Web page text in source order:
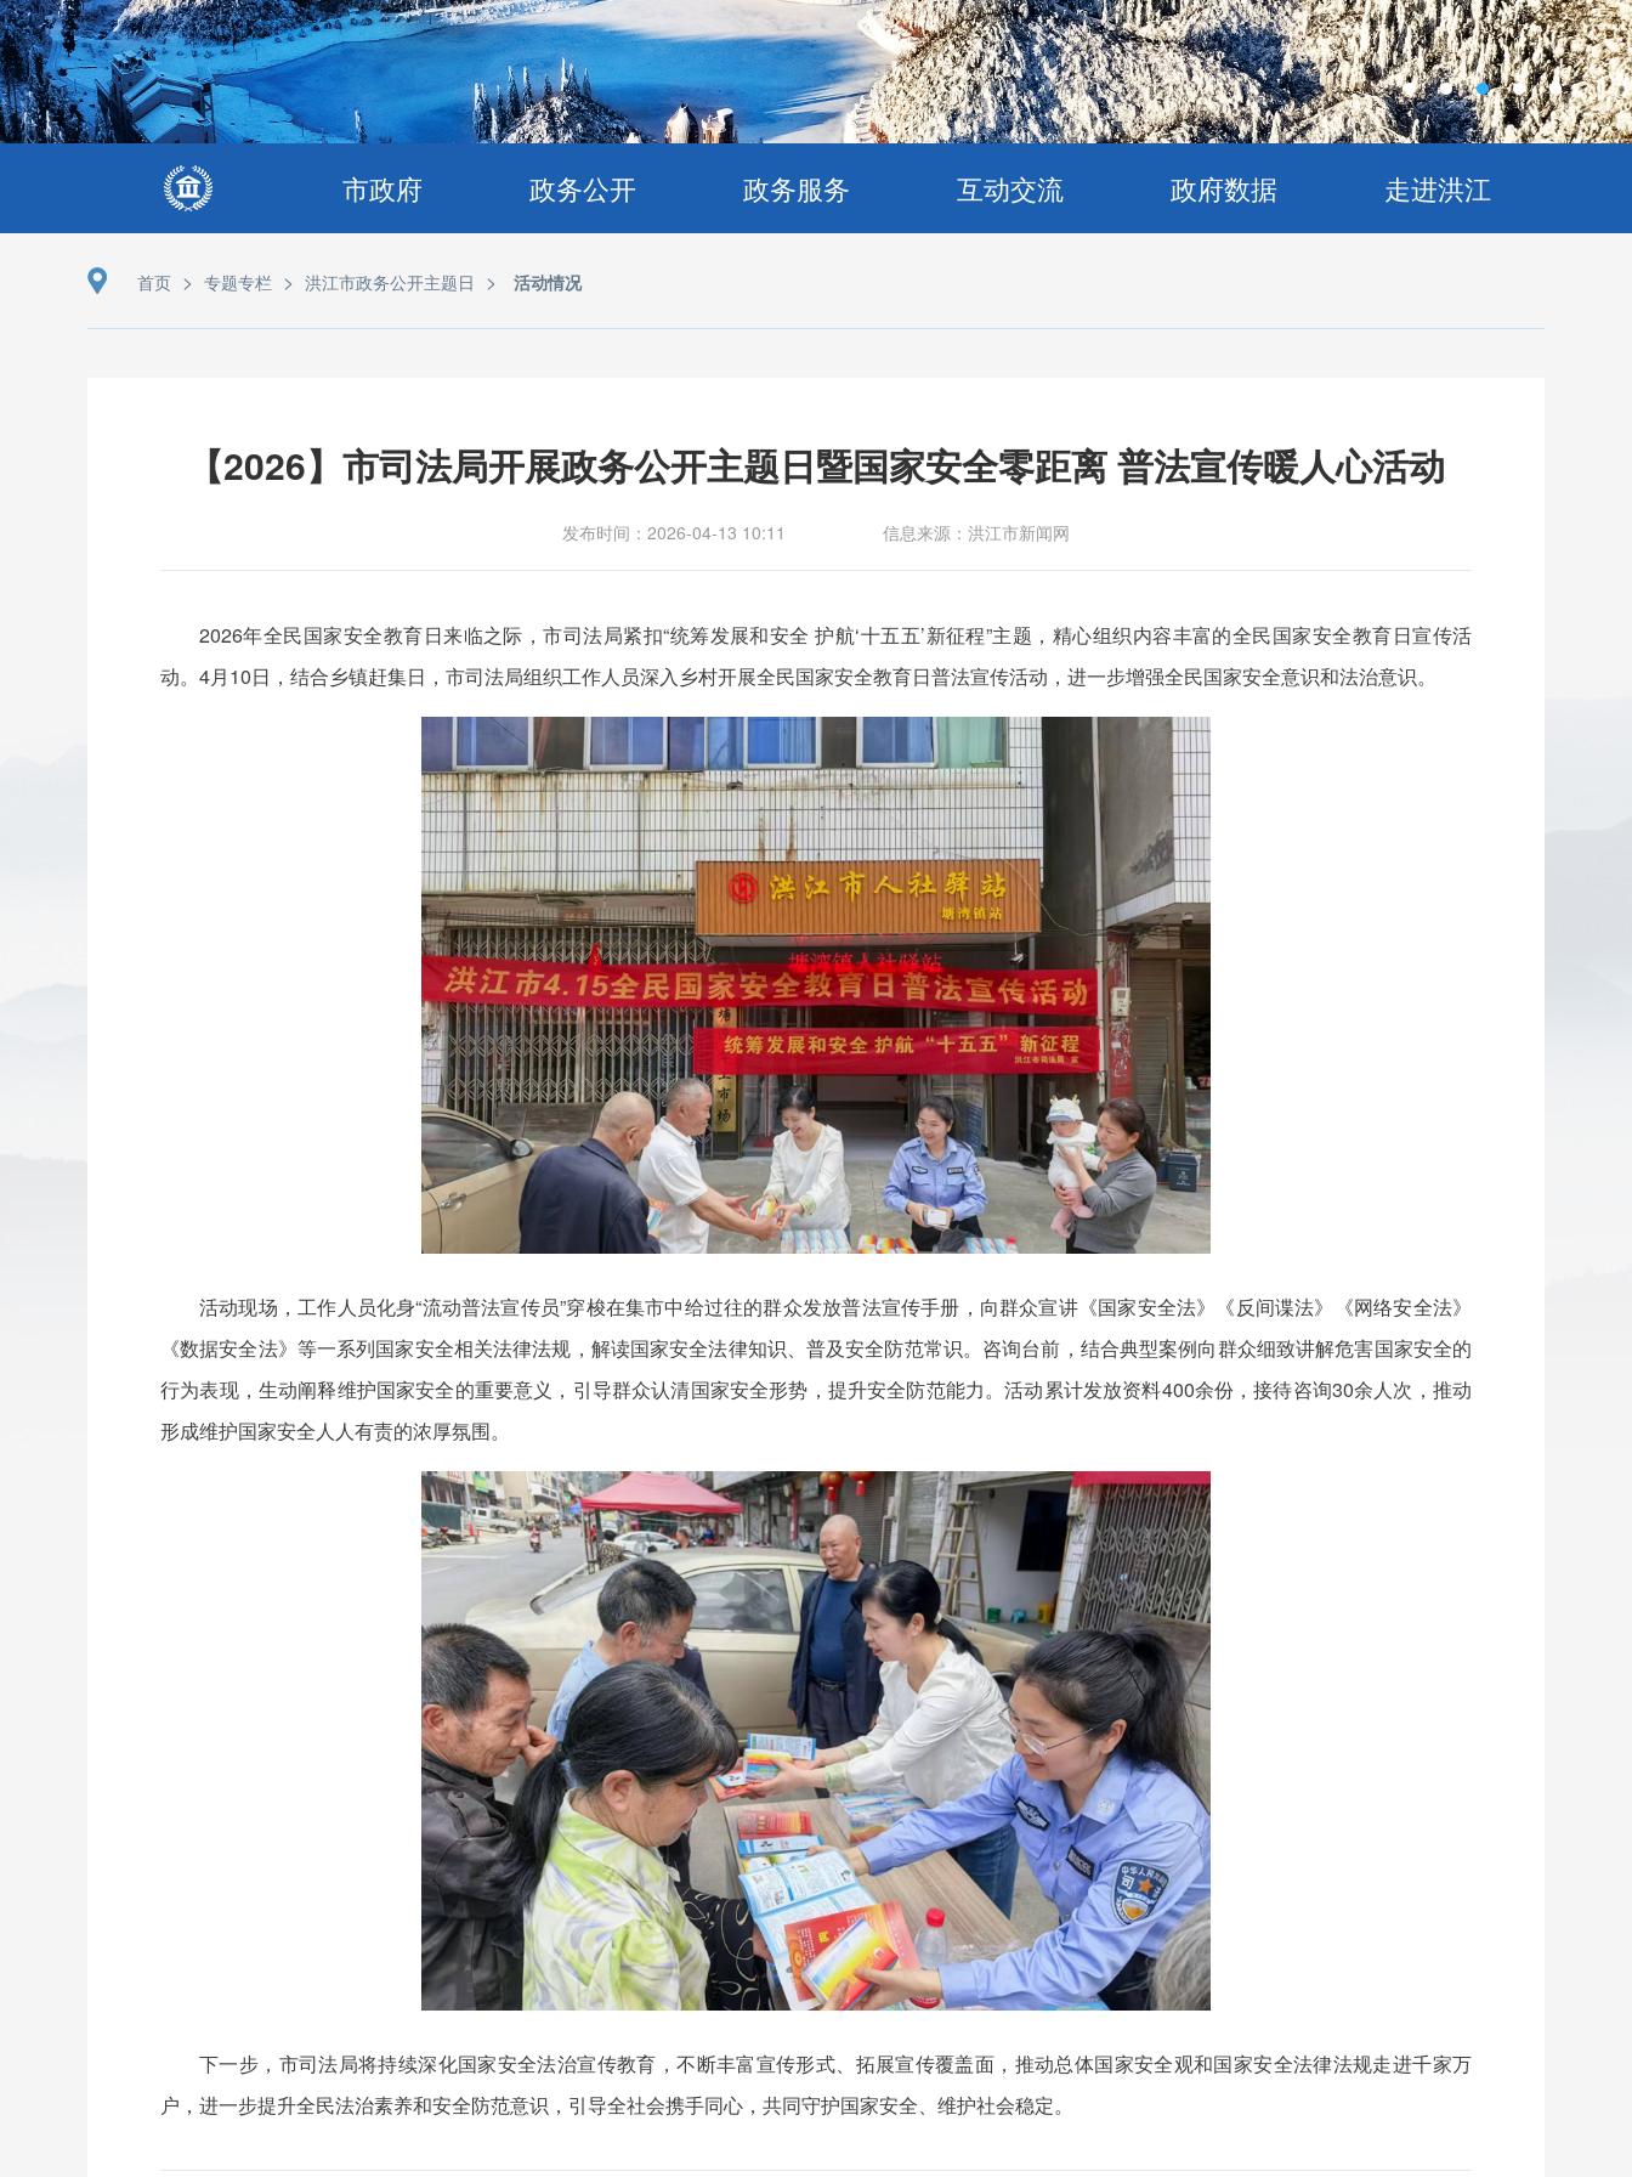
市政府 政务公开 政务服务 互动交流 政府数据 走进洪江
首页 > 专题专栏 > 洪江市政务公开主题日 > 活动情况
【2026】市司法局开展政务公开主题日暨国家安全零距离 普法宣传暖人心活动
发布时间：2026-04-13 10:11 信息来源：洪江市新闻网
2026年全民国家安全教育日来临之际，市司法局紧扣“统筹发展和安全 护航‘十五五’新征程”主题，精心组织内容丰富的全民国家安全教育日宣传活
动。4月10日，结合乡镇赶集日，市司法局组织工作人员深入乡村开展全民国家安全教育日普法宣传活动，进一步增强全民国家安全意识和法治意识。
活动现场，工作人员化身“流动普法宣传员”穿梭在集市中给过往的群众发放普法宣传手册，向群众宣讲《国家安全法》《反间谍法》《网络安全法》
《数据安全法》等一系列国家安全相关法律法规，解读国家安全法律知识、普及安全防范常识。咨询台前，结合典型案例向群众细致讲解危害国家安全的
行为表现，生动阐释维护国家安全的重要意义，引导群众认清国家安全形势，提升安全防范能力。活动累计发放资料400余份，接待咨询30余人次，推动
形成维护国家安全人人有责的浓厚氛围。
下一步，市司法局将持续深化国家安全法治宣传教育，不断丰富宣传形式、拓展宣传覆盖面，推动总体国家安全观和国家安全法律法规走进千家万
户，进一步提升全民法治素养和安全防范意识，引导全社会携手同心，共同守护国家安全、维护社会稳定。